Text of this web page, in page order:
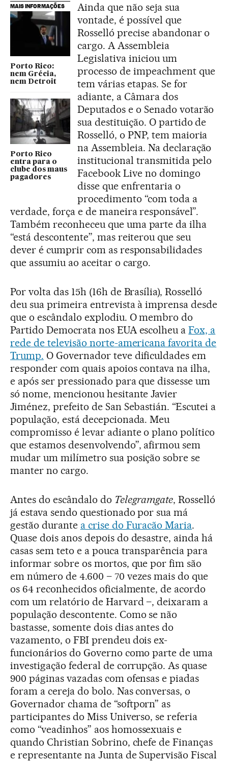
MAIS INFORMAÇÕES
Porto Rico:
nem Grécia,
nem Detroit
Porto Rico
entra para o
clube dos maus
pagadores
Ainda que não seja sua
vontade, é possível que
Rosselló precise abandonar o
cargo. A Assembleia
Legislativa iniciou um
processo de impeachment que
tem várias etapas. Se for
adiante, a Câmara dos
Deputados e o Senado votarão
sua destituição. O partido de
Rosselló, o PNP, tem maioria
na Assembleia. Na declaração
institucional transmitida pelo
Facebook Live no domingo
disse que enfrentaria o
procedimento “com toda a
verdade, força e de maneira responsável”.
Também reconheceu que uma parte da ilha
“está descontente”, mas reiterou que seu
dever é cumprir com as responsabilidades
que assumiu ao aceitar o cargo.
Por volta das 15h (16h de Brasília), Rosselló
deu sua primeira entrevista à imprensa desde
que o escândalo explodiu. O membro do
Partido Democrata nos EUA escolheu aFox, a
rede de televisão norte-americana favorita de
Trump. O Governador teve dificuldades em
responder com quais apoios contava na ilha,
e após ser pressionado para que dissesse um
só nome, mencionou hesitante Javier
Jiménez, prefeito de San Sebastián. “Escutei a
população, está decepcionada. Meu
compromisso é levar adiante o plano político
que estamos desenvolvendo”, afirmou sem
mudar um milímetro sua posição sobre se
manter no cargo.
Antes do escândalo do Telegramgate, Rosselló
já estava sendo questionado por sua má
gestão durante a crise do Furacão Maria.
Quase dois anos depois do desastre, ainda há
casas sem teto e a pouca transparência para
informar sobre os mortos, que por fim são
em número de 4.600 – 70 vezes mais do que
os 64 reconhecidos oficialmente, de acordo
com um relatório de Harvard –, deixaram a
população descontente. Como se não
bastasse, somente dois dias antes do
vazamento, o FBI prendeu dois ex-
funcionários do Governo como parte de uma
investigação federal de corrupção. As quase
900 páginas vazadas com ofensas e piadas
foram a cereja do bolo. Nas conversas, o
Governador chama de “softporn” as
participantes do Miss Universo, se referia
como “veadinhos” aos homossexuais e
quando Christian Sobrino, chefe de Finanças
e representante na Junta de Supervisão Fiscal